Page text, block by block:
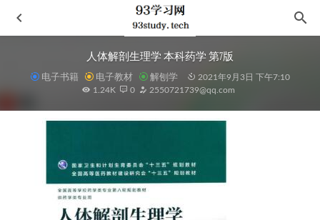
人体解剖生理学 本科药学 第7版
电子书籍 电子教材 解刨学
2021年9月3日 下午7:10
1.24K
0 2550721739@qq.com
一本书读懂碳中和 2021-11-12
黄帝四经 关尹子 尸子 2024-06-16
《The Kill Order – James Dashner》And 《Maze Runner 3 – The Death